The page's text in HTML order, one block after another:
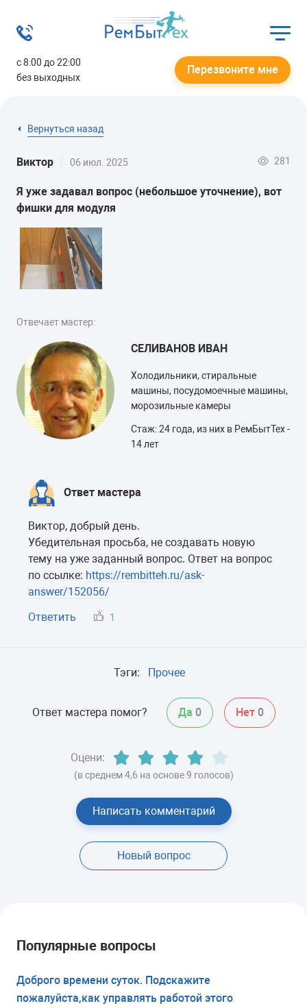
с 8:00 до 22:00
без выходных
Перезвоните мне
Вернуться назад
Виктор 06 июл. 2025 281
Я уже задавал вопрос (небольшое уточнение), вот
фишки для модуля
Отвечает мастер:
СЕЛИВАНОВ ИВАН
Холодильники, стиральные
машины, посудомоечные машины,
морозильные камеры
Стаж: 24 года, из них в РемБытТех -
14 лет
Ответ мастера
Виктор, добрый день.
Убедительная просьба, не создавать новую
тему на уже заданный вопрос. Ответ на вопрос
по ссылке: https://rembitteh.ru/ask-
answer/152056/
Ответить
1
Тэги: Прочее
Ответ мастера помог? Да 0 Нет 0
Оцени:
(в среднем 4,6 на основе 9 голосов)
Написать комментарий
Новый вопрос
Популярные вопросы
Доброго времени суток. Подскажите
пожалуйста,как управлять работой этого